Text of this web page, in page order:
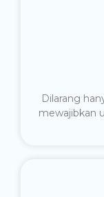
Dilarang
mewajibkan